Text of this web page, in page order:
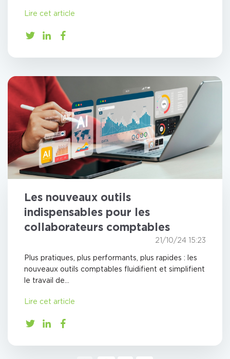
Lire cet article
Les nouveaux outils
indispensables pour les
collaborateurs comptables
21/10/24 15:23
Plus pratiques, plus performants, plus rapides : les
nouveaux outils comptables fluidifient et simplifient
le travail de...
Lire cet article